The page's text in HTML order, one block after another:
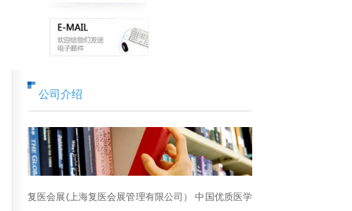
公司介绍
复医会展(上海复医会展管理有限公司） 中国优质医学